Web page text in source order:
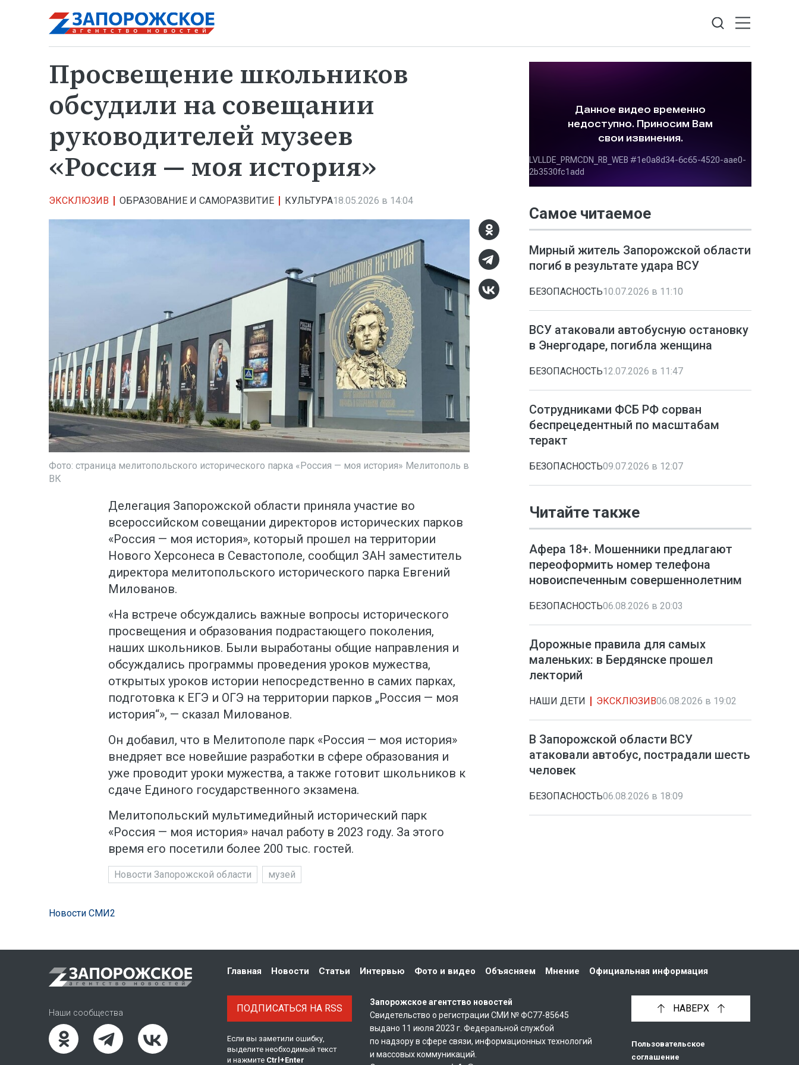
Просвещение школьников
обсудили на совещании
руководителей музеев
«Россия — моя история»
ЭКСКЛЮЗИВ ОБРАЗОВАНИЕ И САМОРАЗВИТИЕ КУЛЬТУРА18.05.2026 в 14:04
Фото: страница мелитопольского исторического парка «Россия — моя история» Мелитополь в
ВК
Делегация Запорожской области приняла участие во
всероссийском совещании директоров исторических парков
«Россия — моя история», который прошел на территории
Нового Херсонеса в Севастополе, сообщил ЗАН заместитель
директора мелитопольского исторического парка Евгений
Милованов.
«На встрече обсуждались важные вопросы исторического
просвещения и образования подрастающего поколения,
наших школьников. Были выработаны общие направления и
обсуждались программы проведения уроков мужества,
открытых уроков истории непосредственно в самих парках,
подготовка к ЕГЭ и ОГЭ на территории парков „Россия — моя
история“», — сказал Милованов.
Он добавил, что в Мелитополе парк «Россия — моя история»
внедряет все новейшие разработки в сфере образования и
уже проводит уроки мужества, а также готовит школьников к
сдаче Единого государственного экзамена.
Мелитопольский мультимедийный исторический парк
«Россия — моя история» начал работу в 2023 году. За этого
время его посетили более 200 тыс. гостей.
Новости Запорожской области музей
Самое читаемое
Мирный житель Запорожской области
погиб в результате удара ВСУ
БЕЗОПАСНОСТЬ10.07.2026 в 11:10
ВСУ атаковали автобусную остановку
в Энергодаре, погибла женщина
БЕЗОПАСНОСТЬ12.07.2026 в 11:47
Сотрудниками ФСБ РФ сорван
беспрецедентный по масштабам
теракт
БЕЗОПАСНОСТЬ09.07.2026 в 12:07
Читайте также
Афера 18+. Мошенники предлагают
переоформить номер телефона
новоиспеченным совершеннолетним
БЕЗОПАСНОСТЬ06.08.2026 в 20:03
Дорожные правила для самых
маленьких: в Бердянске прошел
лекторий
НАШИ ДЕТИ ЭКСКЛЮЗИВ06.08.2026 в 19:02
В Запорожской области ВСУ
атаковали автобус, пострадали шесть
человек
БЕЗОПАСНОСТЬ06.08.2026 в 18:09
Новости СМИ2
НАВЕРХ
Наши сообщества ПОДПИСАТЬСЯ НА RSS
Если вы заметили ошибку,
выделите необходимый текст
и нажмите Ctrl +Enter
Главная Новости Статьи Интервью Фото и видео Объясняем Мнение Официальная информация
Пользовательское
соглашение
Запорожское агентство новостей
Свидетельство о регистрации СМИ № ФС77-85645
выдано 11 июля 2023 г. Федеральной службой
по надзору в сфере связи, информационных технологий
и массовых коммуникаций.